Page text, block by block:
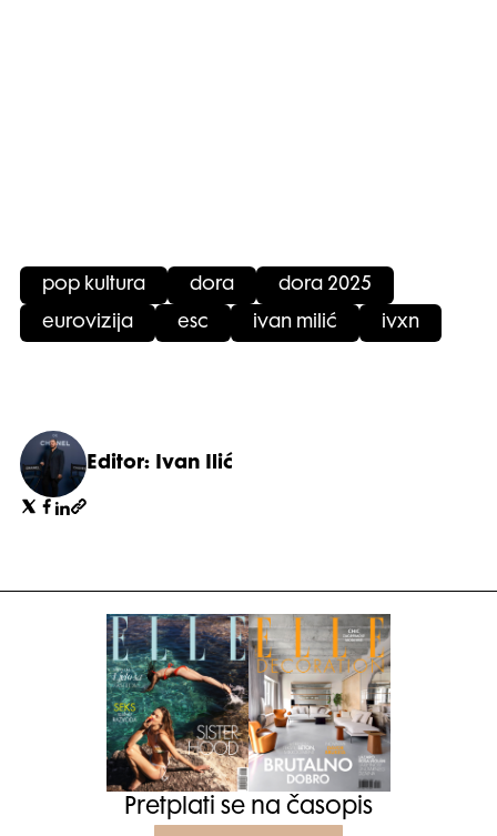
pop kultura dora dora 2025
eurovizija esc ivan milić ivxn
Editor: Ivan Ilić
Pretplati se na časopis